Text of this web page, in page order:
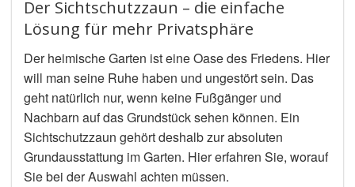
Der Sichtschutzzaun – die einfache
Lösung für mehr Privatsphäre
Der heimische Garten ist eine Oase des Friedens. Hier
will man seine Ruhe haben und ungestört sein. Das
geht natürlich nur, wenn keine Fußgänger und
Nachbarn auf das Grundstück sehen können. Ein
Sichtschutzzaun gehört deshalb zur absoluten
Grundausstattung im Garten. Hier erfahren Sie, worauf
Sie bei der Auswahl achten müssen.